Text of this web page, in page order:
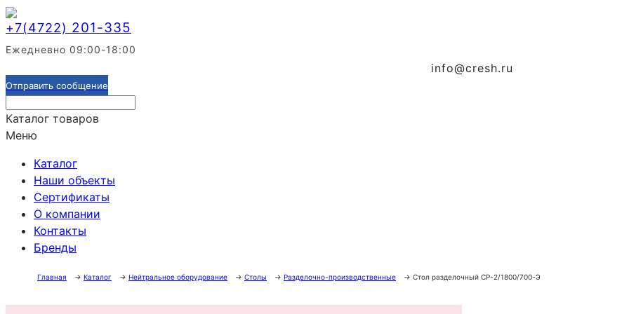
+7(4722) 201-335
Ежедневно 09:00-18:00
info@cresh.ru
Отправить сообщение
Каталог товаров
Меню
Каталог
Наши объекты
Сертификаты
О компании
Контакты
Бренды
Главная → Каталог → Нейтральное оборудование → Столы → Разделочно-производственные → Стол разделочный СР-2/1800/700-Э